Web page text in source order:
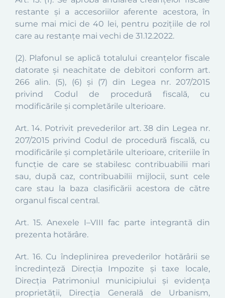
restante şi a accesoriilor aferente acestora, în
sume mai mici de 40 lei, pentru poziţiile de rol
care au restanţe mai vechi de 31.12.2022.
(2). Plafonul se aplicã totalului creanţelor fiscale
datorate şi neachitate de debitori conform art.
266 alin. (5), (6) şi (7) din Legea nr. 207/2015
privind Codul de procedură fiscală, cu
modificările și completările ulterioare.
Art. 14.Potrivit prevederilor art. 38 din Legea nr.
207/2015 privind Codul de procedură fiscală, cu
modificările și completările ulterioare, criteriile în
funcţie de care se stabilesc contribuabilii mari
sau, după caz, contribuabilii mijlocii, sunt cele
care stau la baza clasificării acestora de către
organul fiscal central.
Art. 15. Anexele I–VIII fac parte integrantă din
prezenta hotărâre.
Art. 16. Cu îndeplinirea prevederilor hotărârii se
încredinţeză Direcţia Impozite și taxe locale,
Direcţia Patrimoniul municipiului şi evidenţa
proprietăţii, Direcţia Generală de Urbanism,